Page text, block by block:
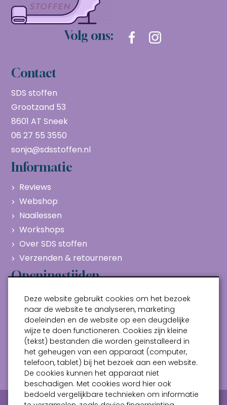
Volg ons:
Contact
SDS stoffen
Grootzand 53
8601 AT Sneek
06 27 55 3550
sonja@sdsstoffen.nl
Informatie
Reviews
Webshop
Naailessen
Workshops
Over SDS stoffen
Verzenden & retourneren
Openingstijden
Maandag
Gesloten
Dinsdag
10:00 - 17:00
Woensdag
10:00 - 17:00
Donderdag
10:00 - 17:00
Vrijdag
10:00 - 17:00
Zaterdag
10:00 - 17:00
Deze website gebruikt cookies om het bezoek
naar de website te analyseren, marketing
doeleinden en de website op een deugdelijke
wijze te doen functioneren. Cookies zijn kleine
(tekst) bestanden die worden geïnstalleerd in
het geheugen van een apparaat (computer,
telefoon, tablet) bij het bezoek aan een website.
De cookies kunnen het apparaat niet
beschadigen. Met cookies word hier ook
bedoeld vergelijkbare technieken om informatie